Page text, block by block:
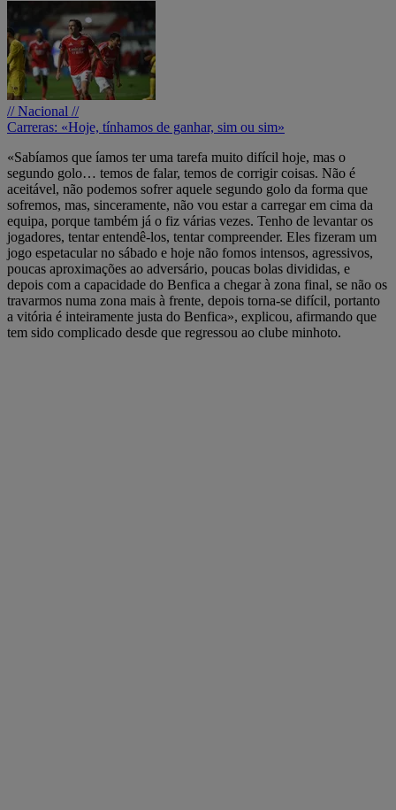
// Nacional //
Carreras: «Hoje, tínhamos de ganhar, sim ou sim»
«Sabíamos que íamos ter uma tarefa muito difícil hoje, mas o
segundo golo… temos de falar, temos de corrigir coisas. Não é
aceitável, não podemos sofrer aquele segundo golo da forma que
sofremos, mas, sinceramente, não vou estar a carregar em cima da
equipa, porque também já o fiz várias vezes. Tenho de levantar os
jogadores, tentar entendê-los, tentar compreender. Eles fizeram um
jogo espetacular no sábado e hoje não fomos intensos, agressivos,
poucas aproximações ao adversário, poucas bolas divididas, e
depois com a capacidade do Benfica a chegar à zona final, se não os
travarmos numa zona mais à frente, depois torna-se difícil, portanto
a vitória é inteiramente justa do Benfica», explicou, afirmando que
tem sido complicado desde que regressou ao clube minhoto.